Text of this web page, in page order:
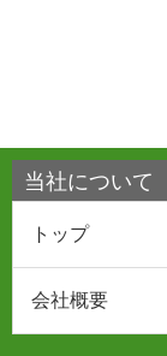
当社について
トップ
会社概要